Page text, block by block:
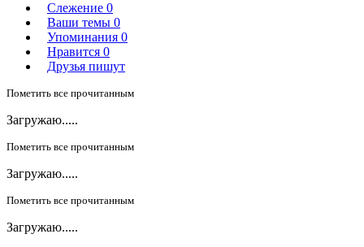
Слежение 0
Ваши темы 0
Упоминания 0
Нравится 0
Друзья пишут
Пометить все прочитанным
Загружаю.....
Пометить все прочитанным
Загружаю.....
Пометить все прочитанным
Загружаю.....